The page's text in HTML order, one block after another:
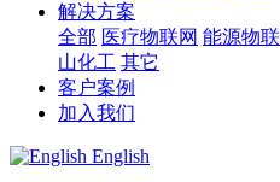
解决方案
全部 医疗物联网 能源物
山化工 其它
客户案例
加入我们
English